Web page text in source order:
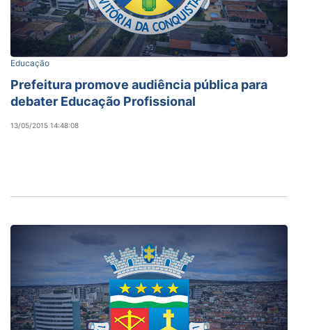
Educação
Prefeitura promove audiência pública para
debater Educação Profissional
13/05/2015 14:48:08